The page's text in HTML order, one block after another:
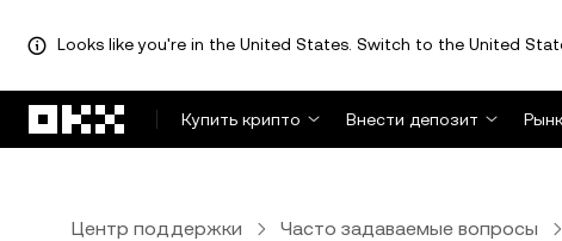
Looks like you're in the United States. Switch to the United
Купить крипто
Внести депозит
Центр поддержки Часто задаваемые вопросы